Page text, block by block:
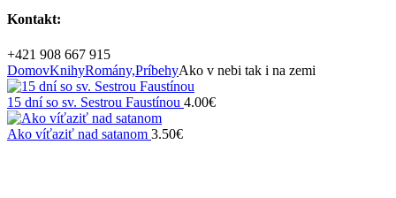
Kontakt:
+421 908 667 915
DomovKnihyRomány,PríbehyAko v nebi tak i na zemi
15 dní so sv. Sestrou Faustínou 4.00€
Ako víťaziť nad satanom 3.50€